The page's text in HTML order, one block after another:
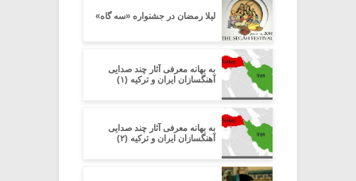
لیلا رمضان در جشنواره «سه گاه»
به بهانه معرفی آثار چند صدایی
آهنگسازان ایران و ترکیه (۱)
به بهانه معرفی آثار چند صدایی
آهنگسازان ایران و ترکیه (۲)